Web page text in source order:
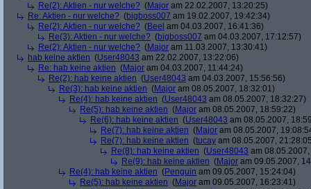
Re(2): Aktien - nur welche? (Major am 22.02.2007, 13:20:25)
Re: Aktien - nur welche? (bigboss007 am 19.02.2007, 19:42:34)
Re(2): Aktien - nur welche? (Beel am 04.03.2007, 16:41:36)
Re(3): Aktien - nur welche? (bigboss007 am 04.03.2007, 17:12:57)
Re(2): Aktien - nur welche? (Major am 11.03.2007, 13:30:41)
hab keine aktien (User48043 am 22.02.2007, 13:22:06)
Re: hab keine aktien (Major am 04.03.2007, 11:44:24)
Re(2): hab keine aktien (User48043 am 04.03.2007, 15:56:56)
Re(3): hab keine aktien (Major am 08.05.2007, 18:32:01)
Re(4): hab keine aktien (User48043 am 08.05.2007, 18:32:27)
Re(5): hab keine aktien (Major am 08.05.2007, 18:59:22)
Re(6): hab keine aktien (User48043 am 08.05.2007,
Re(7): hab keine aktien (Major am 08.05.2007,
Re(7): hab keine aktien (tucay am 08.05.2007,
Re(8): hab keine aktien (User48043 am
Re(9): hab keine aktien (Major am 09.05.2007,
Re(4): hab keine aktien (Penguin am 09.05.2007, 15:24:04)
Re(5): hab keine aktien (Major am 09.05.2007, 16:23:41)